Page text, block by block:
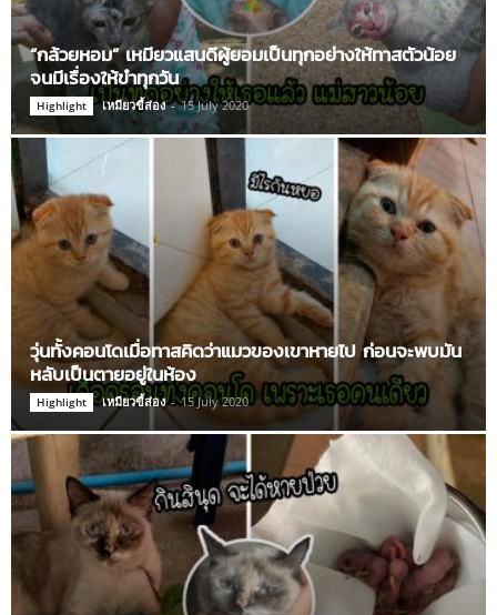
“กล้วยหอม” เหมียวแสนดีผู้ยอมเป็นทุกอย่างให้ทาสตัวน้อย
จนมีเรื่องให้ขำทุกวัน
Highlight เหมียวขี้ส่อง - 15 July 2020
วุ่นทั้งคอนโดเมื่อทาสคิดว่าแมวของเขาหายไป ก่อนจะพบมัน
หลับเป็นตายอยู่ในห้อง
Highlight เหมียวขี้ส่อง - 15 July 2020